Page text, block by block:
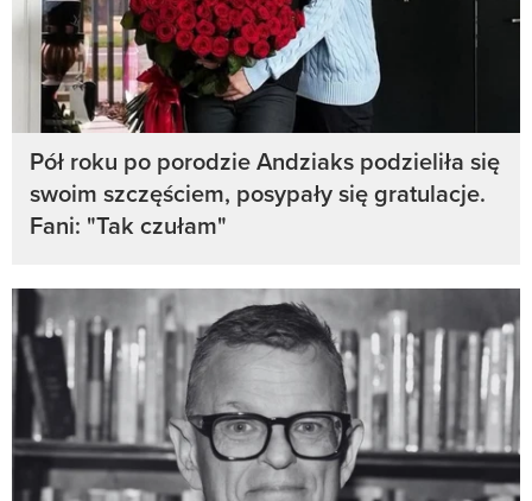
Pół roku po porodzie Andziaks podzieliła się
swoim szczęściem, posypały się gratulacje.
Fani: "Tak czułam"